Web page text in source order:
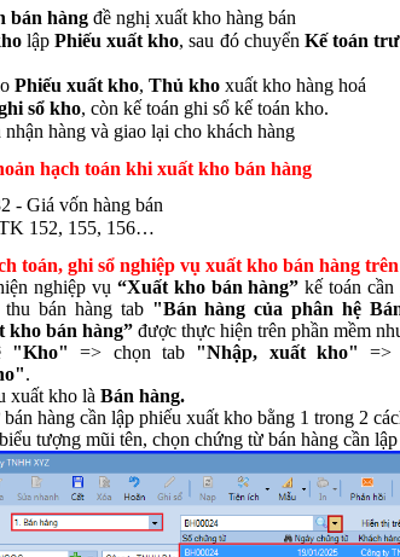
bán hàng đề nghị xuất kho hàng bán
lậpPhiếu xuất kho, sau đó chuyển Kế toán
Phiếu xuất kho, Thủ kho xuất kho hàng hoá
sổ kho, còn kế toán ghi sổ kế toán kho.
hàng và giao lại cho khách hàng
hạch toán khi xuất kho bán hàng
- Giá vốn hàng bán
152, 155, 156…
toán, ghi sổ nghiệp vụ xuất kho bán hàng
nghiệp vụ “Xuất kho bán hàng” kế toán
bán hàng tab "Bán hàng của phân hệ
kho bán hàng” được thực hiện trên phần mềm
"Kho"=> chọn tab "Nhập, xuất kho"
=>
.
xuất kho là Bán hàng.
hàng cần lập phiếu xuất kho bằng 1 trong 2
tượng mũi tên, chọn chứng từ bán hàng cần